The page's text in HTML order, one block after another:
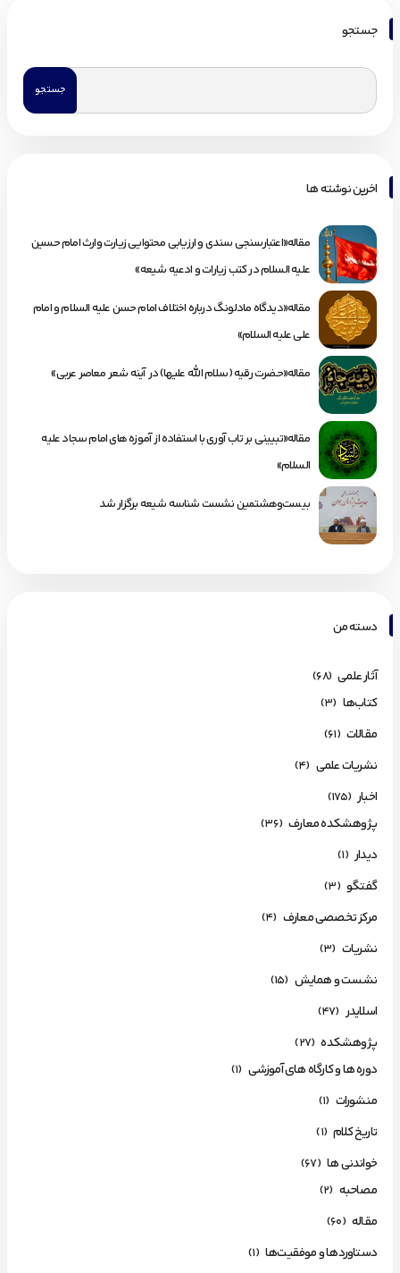
جستجو
اخرین نوشته ها
مقاله«اعتبارسنجی سندی و ارزیابی محتوایی زیارت وارث امام حسین
علیه السلام در کتب زیارات و ادعیه شیعه»
مقاله«دیدگاه مادلونگ درباره اختلاف امام حسن علیه السلام و امام
علی علیه السلام»
مقاله«حضرت رقیه (سلام الله علیها) در آینه شعر معاصر عربی»
مقاله«تبیینی بر تاب آوری با استفاده از آموزه های امام سجاد علیه
السلام»
بیست‌وهشتمین نشست شناسه شیعه برگزار شد
دسته من
آثار علمی (68)
کتاب‌ها (3)
مقالات (61)
نشریات علمی (4)
اخبار (175)
پژوهشکده معارف (36)
دیدار (1)
گفتگو (3)
مرکز تخصصی معارف (4)
نشریات (3)
نشست و همایش (15)
اسلایدر (47)
پژوهشکده (27)
دوره ها و کارگاه های آموزشی (1)
منشورات (1)
تاریخ کلام (1)
خواندنی ها (67)
مصاحبه (2)
مقاله (60)
دستاوردها و موفقیت‌ها (1)